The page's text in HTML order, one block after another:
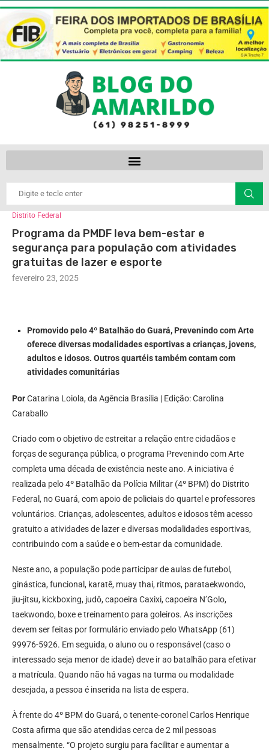
Distrito Federal
Programa da PMDF leva bem-estar e
segurança para população com atividades
gratuitas de lazer e esporte
fevereiro 23, 2025
Promovido pelo 4º Batalhão do Guará, Prevenindo com Arte
oferece diversas modalidades esportivas a crianças, jovens,
adultos e idosos. Outros quartéis também contam com
atividades comunitárias
PorCatarina Loiola, da Agência Brasília | Edição: Carolina
Caraballo
Criado com o objetivo de estreitar a relação entre cidadãos e
forças de segurança pública, o programa Prevenindo com Arte
completa uma década de existência neste ano. A iniciativa é
realizada pelo 4º Batalhão da Polícia Militar (4º BPM) do Distrito
Federal, no Guará, com apoio de policiais do quartel e professores
voluntários. Crianças, adolescentes, adultos e idosos têm acesso
gratuito a atividades de lazer e diversas modalidades esportivas,
contribuindo com a saúde e o bem-estar da comunidade.
Neste ano, a população pode participar de aulas de futebol,
ginástica, funcional, karatê, muay thai, ritmos, parataekwondo,
jiu-jitsu, kickboxing, judô, capoeira Caxixi, capoeira N’Golo,
taekwondo, boxe e treinamento para goleiros. As inscrições
devem ser feitas por formulário enviado pelo WhatsApp (61)
99976-5926. Em seguida, o aluno ou o responsável (caso o
interessado seja menor de idade) deve ir ao batalhão para efetivar
a matrícula. Quando não há vagas na turma ou modalidade
desejada, a pessoa é inserida na lista de espera.
À frente do 4º BPM do Guará, o tenente-coronel Carlos Henrique
Costa afirma que são atendidas cerca de 2 mil pessoas
mensalmente. “O projeto surgiu para facilitar e aumentar a